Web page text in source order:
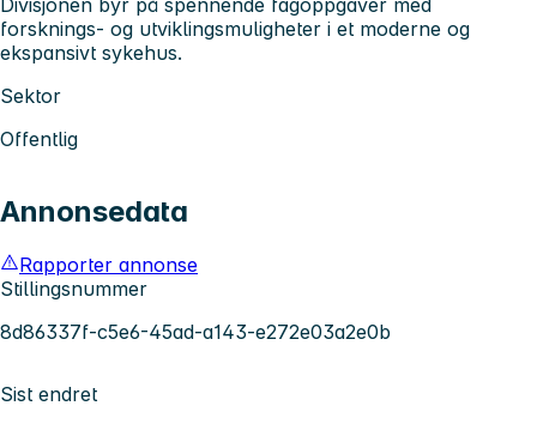
Divisjonen byr på spennende fagoppgaver med
forsknings- og utviklingsmuligheter i et moderne og
ekspansivt sykehus.
Sektor
Offentlig
Annonsedata
Rapporter annonse
Stillingsnummer
8d86337f-c5e6-45ad-a143-e272e03a2e0b
Sist endret